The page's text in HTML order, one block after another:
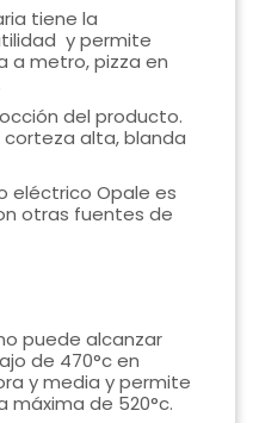
tiene la
y permite
a metro, pizza en
del producto.
corteza alta, blanda
eléctrico Opale es
otras fuentes de
puede alcanzar
de 470°c en
y media y permite
de 520°c.